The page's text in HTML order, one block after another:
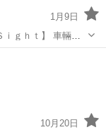
1月9日
ｔ】 車輛詳
☆4WD
10月20日